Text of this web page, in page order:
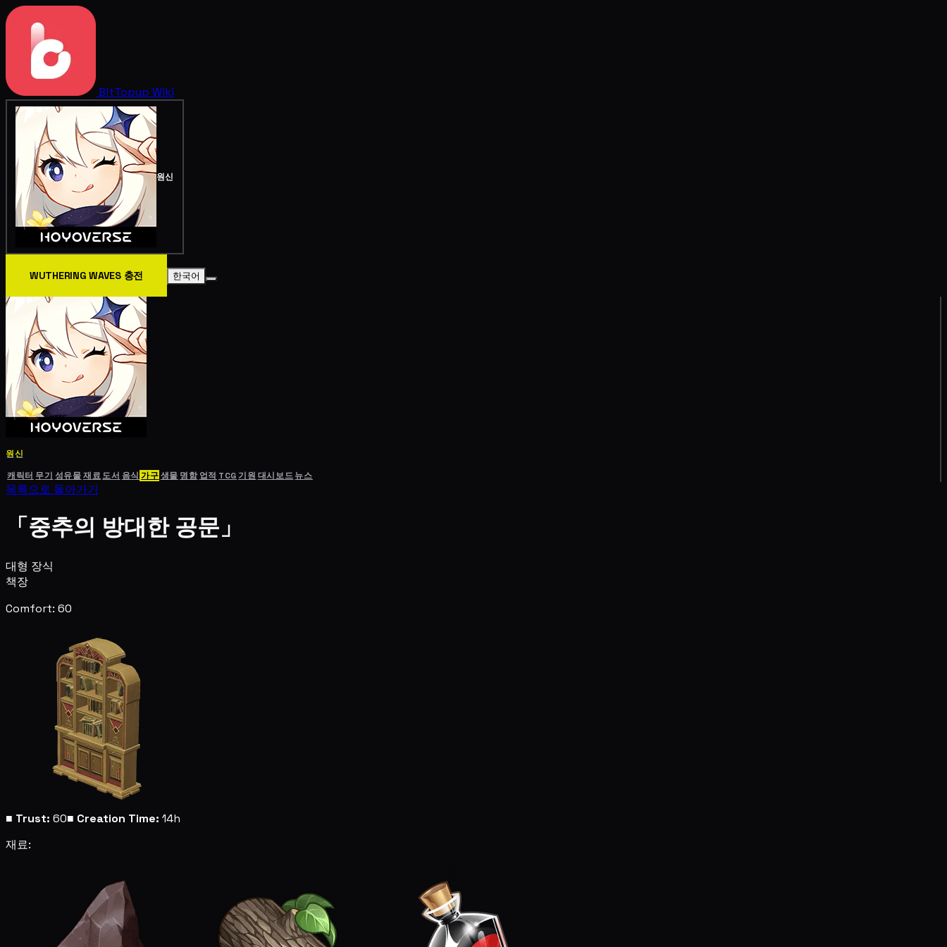
BitTopup Wiki
원신
WUTHERING WAVES 충전 한국어
원신
캐릭터 무기 성유물재료도서 음식 가구생물 명함 업적 TCG기원 대시보드뉴스
목록으로 돌아가기
「중추의 방대한 공문」
대형 장식
책장
Comfort: 60
■ Trust: 60■ Creation Time: 14h
재료: